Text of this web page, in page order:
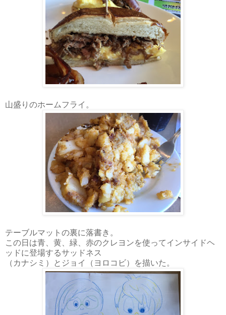
山盛りのホームフライ。
テーブルマットの裏に落書き。
この日は青、黄、緑、赤のクレヨンを使ってインサイドヘ
ッドに登場するサッドネス
（カナシミ）と ジョイ（ヨロコビ）を描いた。